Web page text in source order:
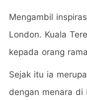
Mengambil
London. Kuala
kepada orang
Sejak itu ia
dengan menara di